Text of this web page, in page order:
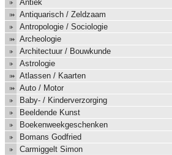
Antiek
Antiquarisch / Zeldzaam
Antropologie / Sociologie
Archeologie
Architectuur / Bouwkunde
Astrologie
Atlassen / Kaarten
Auto / Motor
Baby- / Kinderverzorging
Beeldende Kunst
Boekenweekgeschenken
Bomans Godfried
Carmiggelt Simon